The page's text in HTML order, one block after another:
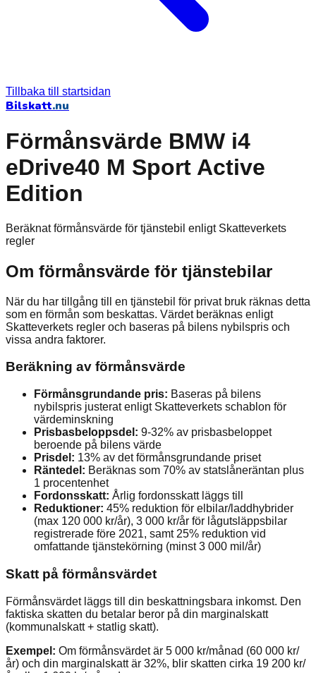
Tillbaka till startsidan
Bilskatt.nu
Förmånsvärde BMW i4
eDrive40 M Sport Active
Edition
Beräknat förmånsvärde för tjänstebil enligt Skatteverkets
regler
Om förmånsvärde för tjänstebilar
När du har tillgång till en tjänstebil för privat bruk räknas detta
som en förmån som beskattas. Värdet beräknas enligt
Skatteverkets regler och baseras på bilens nybilspris och
vissa andra faktorer.
Beräkning av förmånsvärde
Förmånsgrundande pris: Baseras på bilens
nybilspris justerat enligt Skatteverkets schablon för
värdeminskning
Prisbasbeloppsdel: 9-32% av prisbasbeloppet
beroende på bilens värde
Prisdel: 13% av det förmånsgrundande priset
Räntedel: Beräknas som 70% av statslåneräntan plus
1 procentenhet
Fordonsskatt: Årlig fordonsskatt läggs till
Reduktioner: 45% reduktion för elbilar/laddhybrider
(max 120 000 kr/år), 3 000 kr/år för lågutsläppsbilar
registrerade före 2021, samt 25% reduktion vid
omfattande tjänstekörning (minst 3 000 mil/år)
Skatt på förmånsvärdet
Förmånsvärdet läggs till din beskattningsbara inkomst. Den
faktiska skatten du betalar beror på din marginalskatt
(kommunalskatt + statlig skatt).
Exempel: Om förmånsvärdet är 5 000 kr/månad (60 000 kr/
år) och din marginalskatt är 32%, blir skatten cirka 19 200 kr/